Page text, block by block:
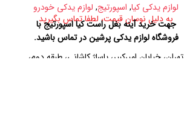
لوازم یدکی کیا, اسپورتیج, لوازم یدکی خودرو
به دلیل نوسان قیمت، لطفا تماس بگیرید
جهت خرید آینه بغل راست کیا اسپورتیج با
فروشگاه لوازم یدکی پرشین در تماس باشید.
تهران، خیابان امیرکبیر، پاساژ کاشانی، طبقه دوم،